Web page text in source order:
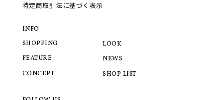
特定商取引法に基づく表示
INFO
SHOPPING
FEATURE
CONCEPT
LOOK
NEWS
SHOP LIST